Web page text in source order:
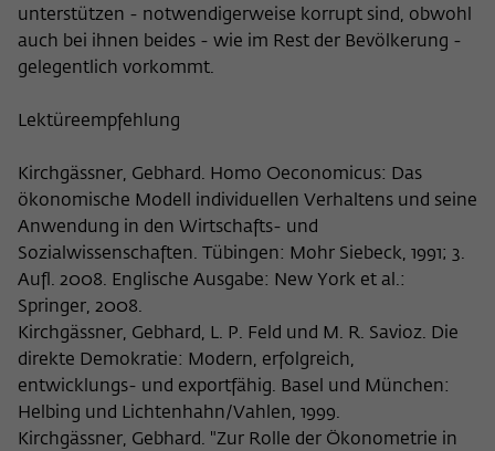
unterstützen - notwendigerweise korrupt sind, obwohl
auch bei ihnen beides - wie im Rest der Bevölkerung -
gelegentlich vorkommt.
Lektüreempfehlung
Kirchgässner, Gebhard. Homo Oeconomicus: Das
ökonomische Modell individuellen Verhaltens und seine
Anwendung in den Wirtschafts- und
Sozialwissenschaften. Tübingen: Mohr Siebeck, 1991; 3.
Aufl. 2008. Englische Ausgabe: New York et al.:
Springer, 2008.
Kirchgässner, Gebhard, L. P. Feld und M. R. Savioz. Die
direkte Demokratie: Modern, erfolgreich,
entwicklungs- und exportfähig. Basel und München:
Helbing und Lichtenhahn/Vahlen, 1999.
Kirchgässner, Gebhard. "Zur Rolle der Ökonometrie in